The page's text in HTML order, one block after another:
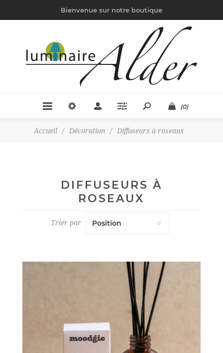
Bienvenue sur notre boutique
(0)
Accueil / Décoration / Diffuseurs à roseaux
DIFFUSEURS À
ROSEAUX
Trier par